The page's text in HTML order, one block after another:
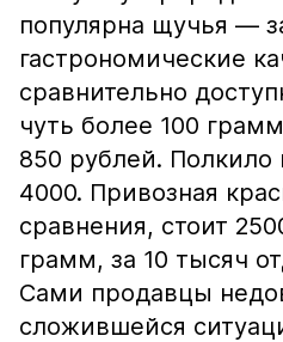
популярна щучья —
гастрономические
сравнительно
чуть более 100
850 рублей. Полкило
4000. Привозная
сравнения, стоит
грамм, за 10 тысяч
Сами продавцы
сложившейся